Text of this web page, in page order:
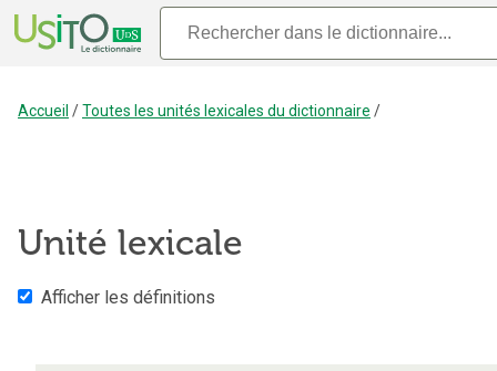
Accueil /Toutes les unités lexicales du dictionnaire /
Unité lexicale
Afficher les définitions